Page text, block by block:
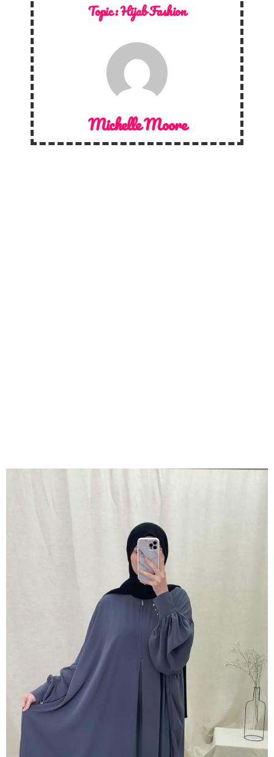
Topic :Hijab Fashion
Michelle Moore